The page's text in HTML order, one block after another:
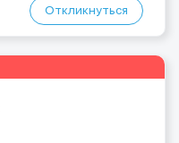
Откликнуться